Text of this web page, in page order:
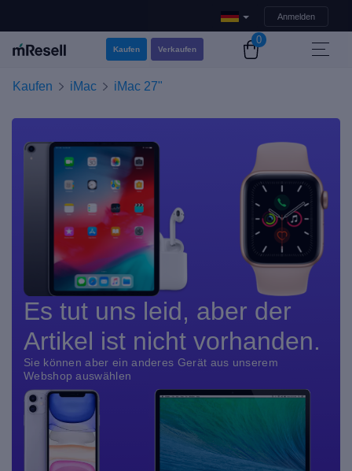
Anmelden
Kaufen Verkaufen
0
Kaufen iMac iMac 27"
Es tut uns leid, aber der
Artikel ist nicht vorhanden.
Sie können aber ein anderes Gerät aus unserem
Webshop auswählen